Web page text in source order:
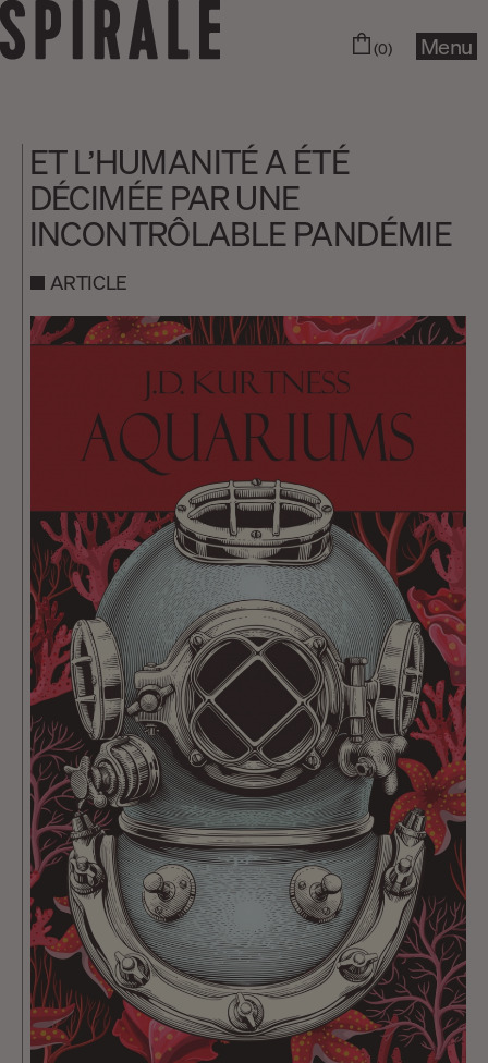
(0) Menu
ET L’HUMANITÉ A ÉTÉ
DÉCIMÉE PAR UNE
INCONTRÔLABLE PANDÉMIE
ARTICLE